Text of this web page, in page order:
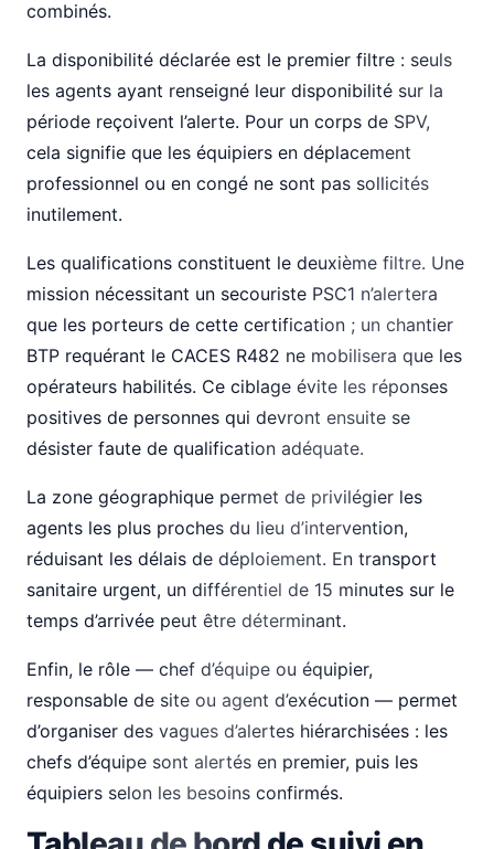
combinés.
La disponibilité déclarée est le premier filtre : seuls
les agents ayant renseigné leur disponibilité sur la
période reçoivent l’alerte. Pour un corps de SPV,
cela signifie que les équipiers en déplacement
professionnel ou en congé ne sont pas sollicités
inutilement.
Les qualifications constituent le deuxième filtre. Une
mission nécessitant un secouriste PSC1 n’alertera
que les porteurs de cette certification ; un chantier
BTP requérant le CACES R482 ne mobilisera que les
opérateurs habilités. Ce ciblage évite les réponses
positives de personnes qui devront ensuite se
désister faute de qualification adéquate.
La zone géographique permet de privilégier les
agents les plus proches du lieu d’intervention,
réduisant les délais de déploiement. En transport
sanitaire urgent, un différentiel de 15 minutes sur le
temps d’arrivée peut être déterminant.
Enfin, le rôle — chef d’équipe ou équipier,
responsable de site ou agent d’exécution — permet
d’organiser des vagues d’alertes hiérarchisées : les
chefs d’équipe sont alertés en premier, puis les
équipiers selon les besoins confirmés.